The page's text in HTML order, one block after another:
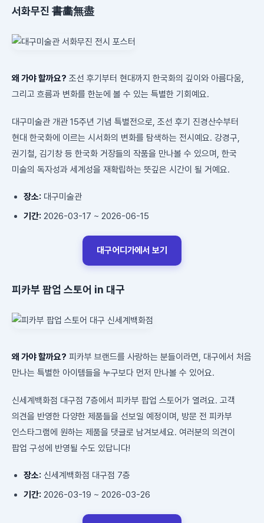
서화무진 書畵無盡
왜 가야 할까요? 조선 후기부터 현대까지 한국화의 깊이와 아름다움,
그리고 흐름과 변화를 한눈에 볼 수 있는 특별한 기회예요.
대구미술관 개관 15주년 기념 특별전으로, 조선 후기 진경산수부터
현대 한국화에 이르는 시서화의 변화를 탐색하는 전시예요. 강경구,
권기철, 김기창 등 한국화 거장들의 작품을 만나볼 수 있으며, 한국
미술의 독자성과 세계성을 재확립하는 뜻깊은 시간이 될 거예요.
장소: 대구미술관
기간: 2026-03-17 ~ 2026-06-15
대구어디가에서 보기
피카부 팝업 스토어 in 대구
왜 가야 할까요? 피카부 브랜드를 사랑하는 분들이라면, 대구에서 처음
만나는 특별한 아이템들을 누구보다 먼저 만나볼 수 있어요.
신세계백화점 대구점 7층에서 피카부 팝업 스토어가 열려요. 고객
의견을 반영한 다양한 제품들을 선보일 예정이며, 방문 전 피카부
인스타그램에 원하는 제품을 댓글로 남겨보세요. 여러분의 의견이
팝업 구성에 반영될 수도 있답니다!
장소: 신세계백화점 대구점 7층
기간: 2026-03-19 ~ 2026-03-26